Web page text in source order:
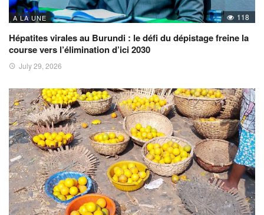
A LA UNE 118
Hépatites virales au Burundi : le défi du dépistage freine la
course vers l’élimination d’ici 2030
July 29, 2026